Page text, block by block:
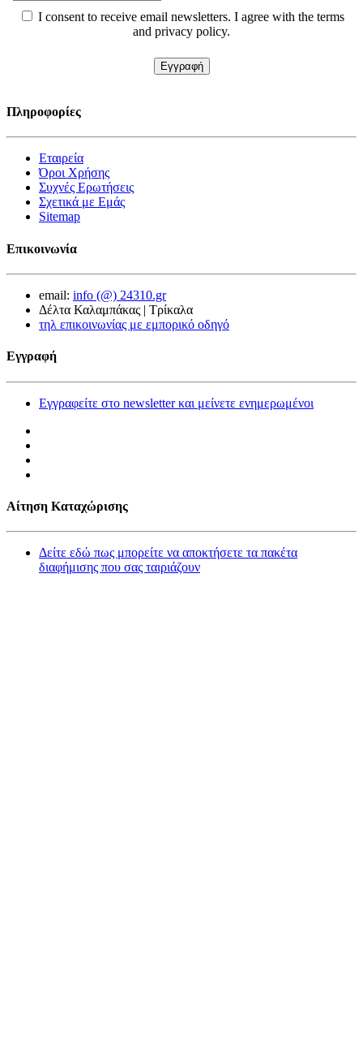
I consent to receive email newsletters. I agree with the terms
and privacy policy.
Πληροφορίες
Εταιρεία
Όροι Χρήσης
Συχνές Ερωτήσεις
Σχετικά με Εμάς
Sitemap
Επικοινωνία
email: info (@) 24310.gr
Δέλτα Καλαμπάκας | Τρίκαλα
τηλ επικοινωνίας με εμπορικό οδηγό
Εγγραφή
Εγγραφείτε στο newsletter και μείνετε ενημερωμένοι
Αίτηση Καταχώρισης
Δείτε εδώ πως μπορείτε να αποκτήσετε τα πακέτα
διαφήμισης που σας ταιριάζουν